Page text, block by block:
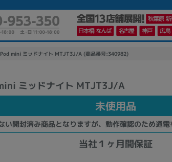
mini ミッドナイト MTJT3J/A (商品番号:340982)
ミッドナイト MTJT3J/A
未使用品
い開封済み商品となりますが、動作確認のため通電
当社１ヶ月間保証
かんたんパソコン検索に切り替える
カテゴリー
商品ジャンルの絞り込み